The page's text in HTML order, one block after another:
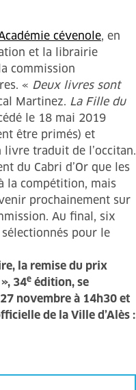
cévenole, en
et la librairie
commission
« Deux livres sont
Martinez. La Fille du
le 18 mai 2019
être primés) et
livre traduit de l’occitan.
du Cabri d’Or que les
la compétition, mais
prochainement sur
Au final, six
pour le
la remise du prix
34e édition, se
novembre à 14h30 et
de la Ville d’Alès :